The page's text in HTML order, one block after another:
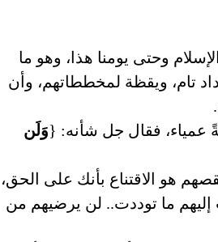
وحتى يومنا هذا، وهو ما
تام، ويقظة لمخططاتهم، وأن
عمياء، فقال جل شأنه: {وَلَن
هو الاقتناع بأنك على الحق،
ما توددت.. لن يرضيهم من